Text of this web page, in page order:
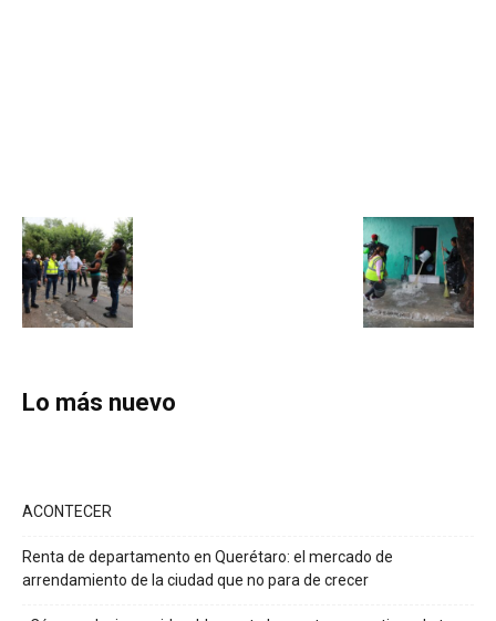
Lo más nuevo
ACONTECER
Renta de departamento en Querétaro: el mercado de
arrendamiento de la ciudad que no para de crecer